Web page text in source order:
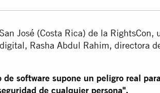
José (Costa Rica) de la RightsCon,
Rasha Abdul Rahim, directora
software supone un peligro real
de cualquier persona".